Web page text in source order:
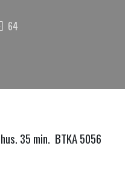
64
35 min. BTKA 5056